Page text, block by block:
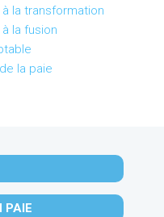
la transformation
la fusion
la paie
PAIE